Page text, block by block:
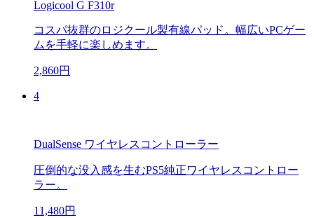
Logicool G F310r
コスパ抜群のロジクール製有線パッド。幅広いPCゲー
ムを手軽に楽しめます。
2,860円
4
DualSense ワイヤレスコントローラー
圧倒的な没入感を生むPS5純正ワイヤレスコントロー
ラー。
11,480円